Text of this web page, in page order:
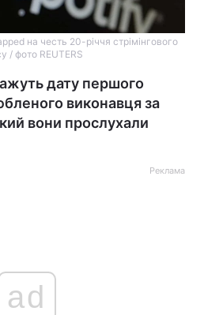
на честь 20-річчя стрімінгового
/ фото REUTERS
дату першого
виконавця за
вони прослухали
Реклама
ad